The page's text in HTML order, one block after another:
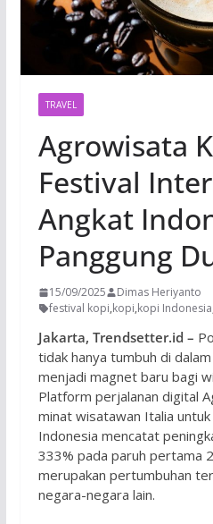
TRAVEL
Agrowisata
Festival
Angkat
Panggung
15/09/2025
Dimas Heriyanto
festival kopi,kopi,kopi Indonesia
Jakarta, Trendsetter.id –
tidak hanya tumbuh di
menjadi magnet baru bagi
Platform perjalanan digital
minat wisatawan Italia
Indonesia mencatat
333% pada paruh pertama
merupakan pertumbuhan
negara-negara lain.